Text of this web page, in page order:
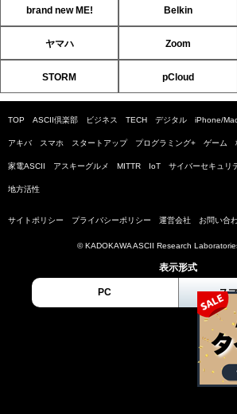
brand new ME! Belkin
ヤマハ Zoom
STORM pCloud
TOP ASCII倶楽部 ビジネス TECH デジタル iPhone/
アキバ スマホ スタートアップ プログラミング+ ゲーム
家電ASCII アスキーグルメ MITTR IoT サイバーセキュリ
地方活性
サイトポリシー プライバシーポリシー 運営会社 お問い合
© KADOKAWA ASCII Research
表示形式
PC ス